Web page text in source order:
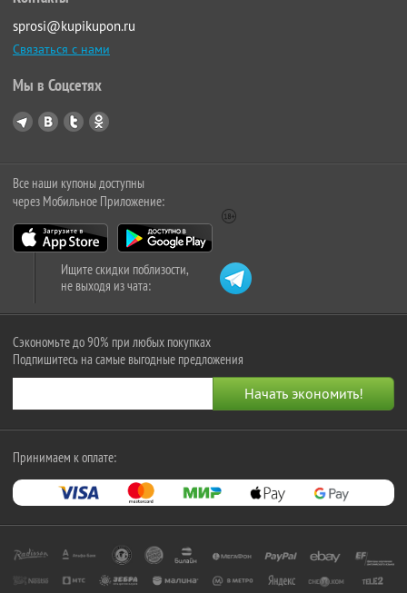
sprosi@kupikupon.ru
Связаться с нами
Мы в Соцсетях
Все наши купоны доступны
через Мобильное Приложение:
Ищите скидки поблизости,
не выходя из чата:
Сэкономьте до 90% при любых покупках
Подпишитесь на самые выгодные предложения
Принимаем к оплате: